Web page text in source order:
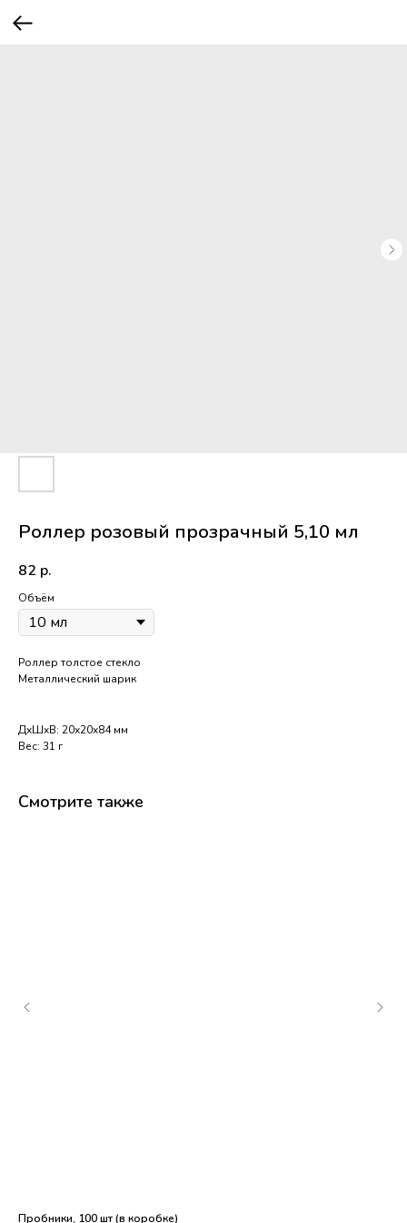
Роллер розовый прозрачный 5,10 мл
82 р.
Объём
Роллер толстое стекло
Металлический шарик
ДxШxВ: 20x20x84 мм
Вес: 31 г
Смотрите также
Пробники, 100 шт (в коробке)